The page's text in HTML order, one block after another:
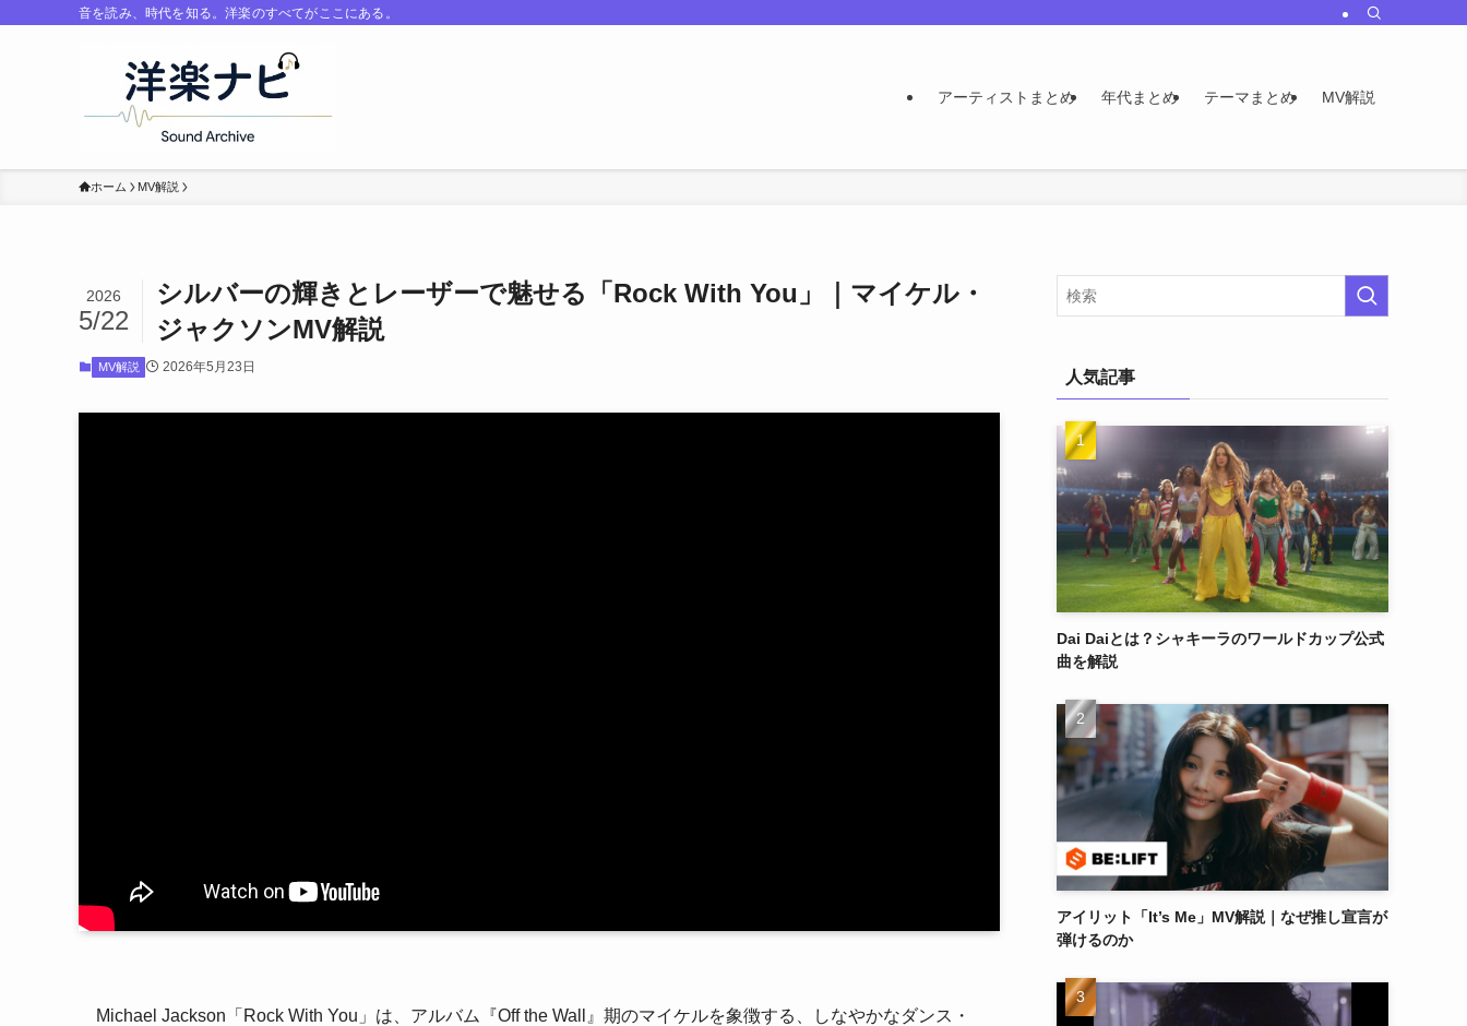
音を読み、時代を知る。洋楽のすべてがここにある。
アーティストまとめ 年代まとめ テーマまとめ MV解説
ホーム MV解説
シルバーの輝きとレーザーで魅せる「Rock With You」｜マイケル・
ジャクソンMV解説
2026
5/22
MV解説 2026年5月23日
Michael Jackson「Rock With You」は、アルバム『Off the Wall』期のマイケルを象徴する、しなやかなダンス・
人気記事
Dai Daiとは？シャキーラのワールドカップ公式
曲を解説
アイリット「It’s Me」MV解説｜なぜ推し宣言が
弾けるのか